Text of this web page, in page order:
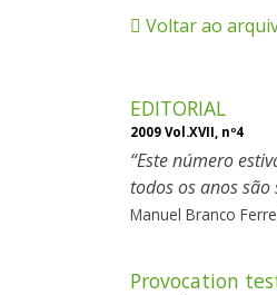
Voltar ao
EDITORIAL
2009 Vol.XVII, nº4
Este número
todos os anos
Manuel Branco
Provocation